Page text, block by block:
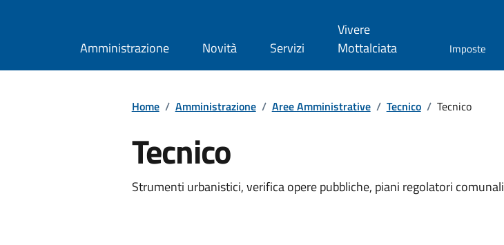
Amministrazione Novità Servizi
Vivere
Mottalciata
Imposte
Home / Amministrazione / Aree Amministrative / Tecnico / Tecnico
Tecnico
Strumenti urbanistici, verifica opere pubbliche, piani regolatori comunali